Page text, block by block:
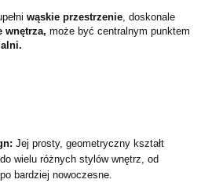
wąskie przestrzenie, doskonale
wnętrza, może być centralnym punktem
Jej prosty, geometryczny kształt
wielu różnych stylów wnętrz, od
bardziej nowoczesne.